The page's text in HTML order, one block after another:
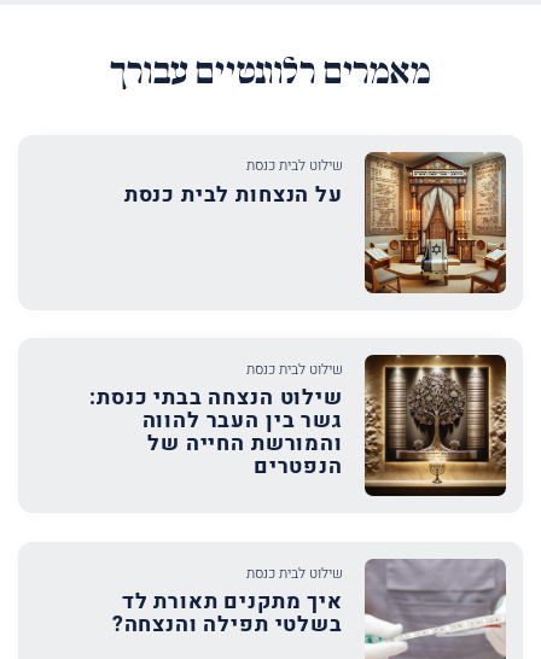
מאמרים רלוונטיים עבורך
שילוט לבית כנסת
על הנצחות לבית כנסת
שילוט לבית כנסת
שילוט הנצחה בבתי כנסת:
גשר בין העבר להווה
והמורשת החייה של
הנפטרים
שילוט לבית כנסת
איך מתקנים תאורת לד
בשלטי תפילה והנצחה?